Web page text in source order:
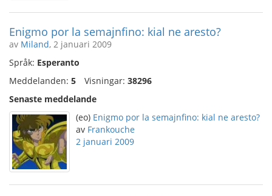
Enigmo por la semajnfino: kial ne aresto?
av Miland, 2 januari 2009
Språk: Esperanto
Meddelanden: 5 Visningar: 38296
Senaste meddelande
(eo) Enigmo por la semajnfino: kial ne aresto?
av Frankouche
2 januari 2009